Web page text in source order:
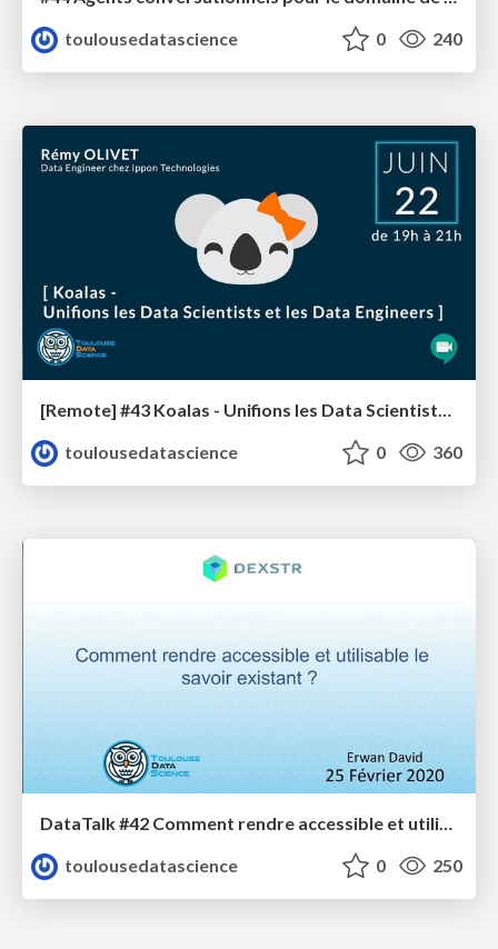
toulousedatascience
0 240
[Remote] #43 Koalas - Unifions les Data Scientists et les Data Engineers
toulousedatascience
0 360
DataTalk #42 Comment rendre accessible et utilisable le savoir existant
toulousedatascience
0 250